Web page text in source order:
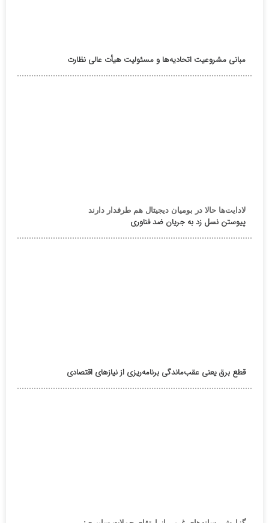
مبانی مشروعیت اتحادیه‌ها و مسئولیت هیأت عالی نظارت
لادایت‌ها حالا در بومیان دیجیتال هم طرفدار دارند
پیوستن نسل زد به جریان ضد فناوری
قطع برق یعنی عقب‌ماندگی برنامه‌ریزی از نیازهای اقتصادی